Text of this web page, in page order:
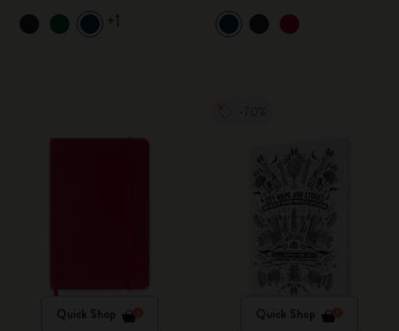
+1
Quick Shop Quick Shop